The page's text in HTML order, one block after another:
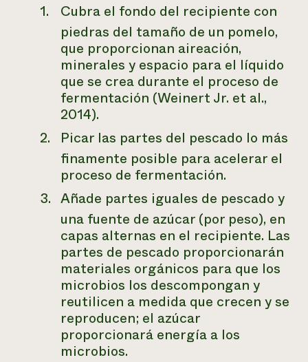
Cubra el fondo del recipiente con
piedras del tamaño de un pomelo,
que proporcionan aireación,
minerales y espacio para el líquido
que se crea durante el proceso de
fermentación (Weinert Jr. et al.,
2014).
Picar las partes del pescado lo más
finamente posible para acelerar el
proceso de fermentación.
Añade partes iguales de pescado y
una fuente de azúcar (por peso), en
capas alternas en el recipiente. Las
partes de pescado proporcionarán
materiales orgánicos para que los
microbios los descompongan y
reutilicen a medida que crecen y se
reproducen; el azúcar
proporcionará energía a los
microbios.